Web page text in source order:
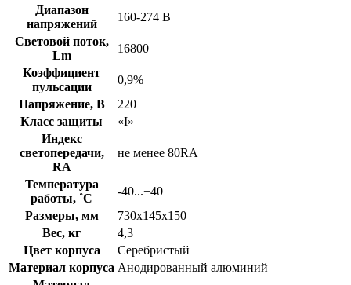
Диапазон
напряжений
160-274 В
Световой поток,
Lm
16800
Коэффициент
пульсации
0,9%
Напряжение, В
220
Класс защиты
«I»
Индекс
светопередачи,
RA
не менее 80RA
Температура
работы, ˚С
-40...+40
Размеры, мм
730х145х150
Вес, кг
4,3
Цвет корпуса
Серебристый
Материал корпуса Анодированный алюминий